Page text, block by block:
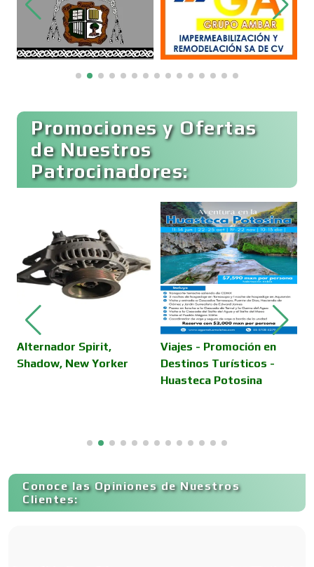
Bordados y Estampados
Cafeterías
Cajas de Ahorro
Cámaras de Comercio
Camiones para Fletes
Cancelería de Aluminio
Capacitación
Carnicerías
Promociones y Ofertas
de Nuestros
Patrocinadores:
en
-
Viajes - Promoción en
Destinos Turísticos -
TENEMOS EL
PARA MAMÁ
Conoce las Opiniones de Nuestros
Clientes: